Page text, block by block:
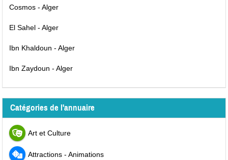
Cosmos - Alger
El Sahel - Alger
Ibn Khaldoun - Alger
Ibn Zaydoun - Alger
Catégories de l'annuaire
Art et Culture
Attractions - Animations